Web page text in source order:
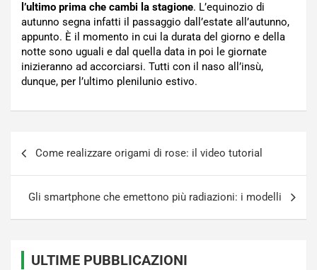
l’ultimo prima che cambi la stagione. L’equinozio di
autunno segna infatti il passaggio dall’estate all’autunno,
appunto. È il momento in cui la durata del giorno e della
notte sono uguali e dal quella data in poi le giornate
inizieranno ad accorciarsi. Tutti con il naso all’insù,
dunque, per l’ultimo plenilunio estivo.
Come realizzare origami di rose: il video tutorial
Gli smartphone che emettono più radiazioni: i modelli
ULTIME PUBBLICAZIONI